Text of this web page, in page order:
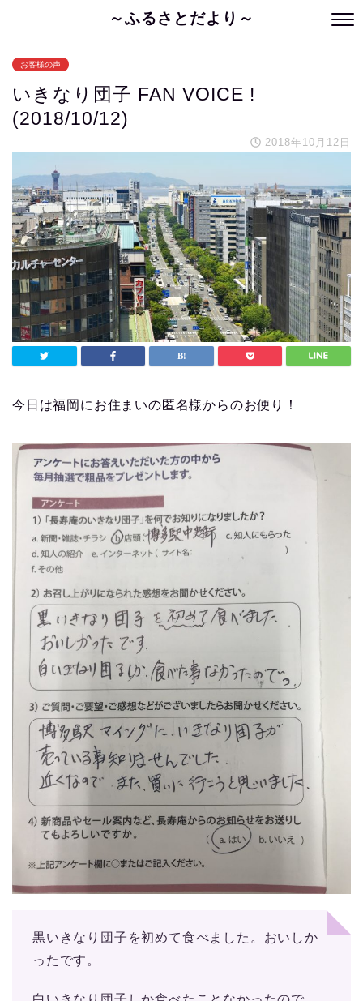
～ふるさとだより～
お客様の声
いきなり団子 FAN VOICE !
(2018/10/12)
2018年10月12日
今日は福岡にお住まいの匿名様からのお便り！
黒いきなり団子を初めて食べました。おいしか
ったです。